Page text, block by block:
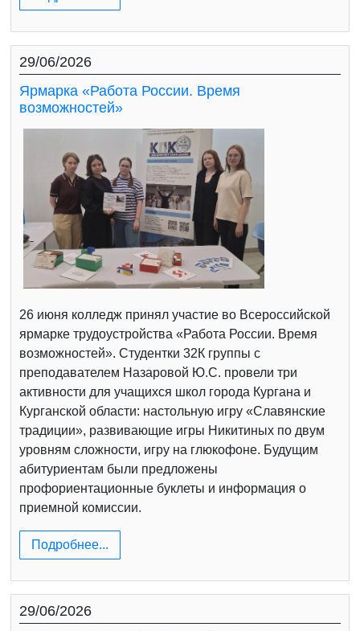
29/06/2026
Ярмарка «Работа России. Время
возможностей»
26 июня колледж принял участие во Всероссийской
ярмарке трудоустройства «Работа России. Время
возможностей». Студентки 32К группы с
преподавателем Назаровой Ю.С. провели три
активности для учащихся школ города Кургана и
Курганской области: настольную игру «Славянские
традиции», развивающие игры Никитиных по двум
уровням сложности, игру на глюкофоне. Будущим
абитуриентам были предложены
профориентационные буклеты и информация о
приемной комиссии.
Подробнее...
29/06/2026